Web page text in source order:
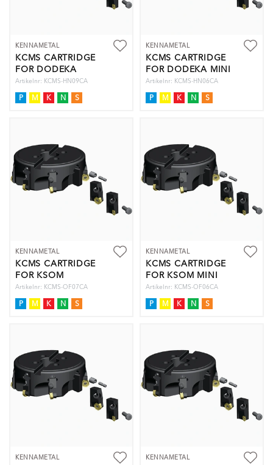
KENNAMETAL
KCMS CARTRIDGE
FOR DODEKA
Artikelnr: KCMS-HN09CA
P M K N S
KENNAMETAL
KCMS CARTRIDGE
FOR DODEKA MINI
Artikelnr: KCMS-HN06CA
P M K N S
KENNAMETAL
KCMS CARTRIDGE
FOR KSOM
Artikelnr: KCMS-OF07CA
P M K N S
KENNAMETAL
KCMS CARTRIDGE
FOR KSOM MINI
Artikelnr: KCMS-OF06CA
P M K N S
KENNAMETAL KENNAMETAL